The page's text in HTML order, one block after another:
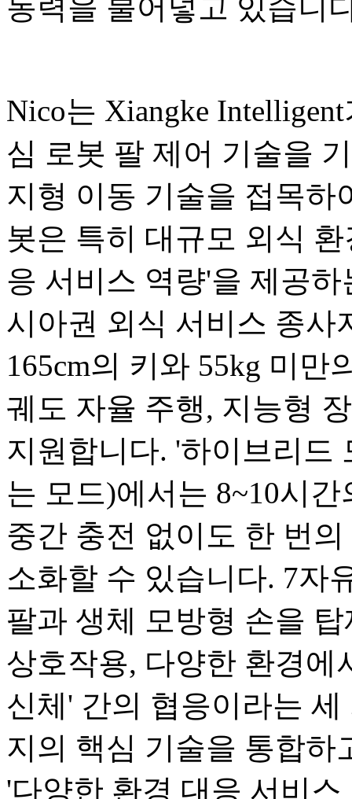
동력을 불어넣고 있습니
Nico는 Xiangke
심 로봇 팔 제어 기술을
지형 이동 기술을 접목하
봇은 특히 대규모 외식
응 서비스 역량'을 제공
시아권 외식 서비스 종사
165cm의 키와 55kg 미만
궤도 자율 주행, 지능형
지원합니다. '하이브리드
는 모드)에서는 8~10시
중간 충전 없이도 한 번
소화할 수 있습니다. 7자
팔과 생체 모방형 손을
상호작용, 다양한 환경에
신체' 간의 협응이라는
지의 핵심 기술을 통합하
'다양한 환경 대응 서비